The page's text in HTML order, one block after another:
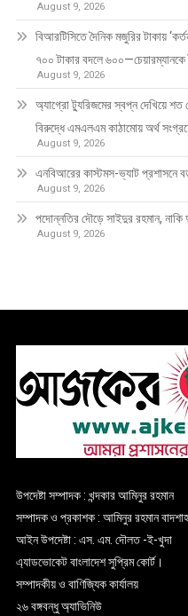
August 9, 2026
বিআরটিসিতে দৈনিক মজুরির টাকায়
৭০০ টাকার বদলে ৬০০—চেয়ারম্যানকে
August 9, 2026
অ্যাগ্রো ট্যুরিজমের স্বপ্ন দেখিয়ে শত
বিরুদ্ধে এমএলএম কাঠামোয় অর্থ
August 9, 2026
এনবিআরের কাস্টমস-ভ্যাট প্রশাসনে
August 9, 2026
পদোন্নতির দৌড়ে সাইদুর রহমান,
August 9, 2026
উপদেষ্টা সম্পাদক : খন্দকার আমিনুর রহমান
সম্পাদক ও প্রকাশক : আমিনুর রহমান
আইন উপদেষ্টা : এস. এম. দৌলত -ই-খুদা
এ্যাডভোকেট বাংলাদেশ সুপ্রিম কোর্ট।
সম্পাদকীয় ও বাণিজ্যিক কার্যালয়
২৬ বঙ্গবন্ধু অ্যাভিনিউ